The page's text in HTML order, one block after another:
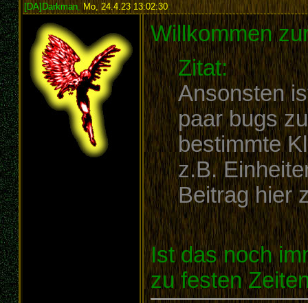
[DA]Darkman,Mo, 24.4.23 13:02:30:
Willkommen
Zitat:
Ansonsten
paar bugs
bestimmte
z.B.
Beitrag hier
Ist das noch
zu festen